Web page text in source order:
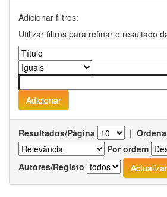
Adicionar filtros:
Utilizar filtros para refinar o resultado
Resultados/Página |
Por ordem
Autores/Registo